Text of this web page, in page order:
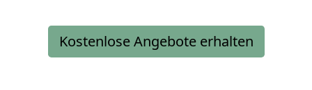
Kostenlose Angebote erhalten